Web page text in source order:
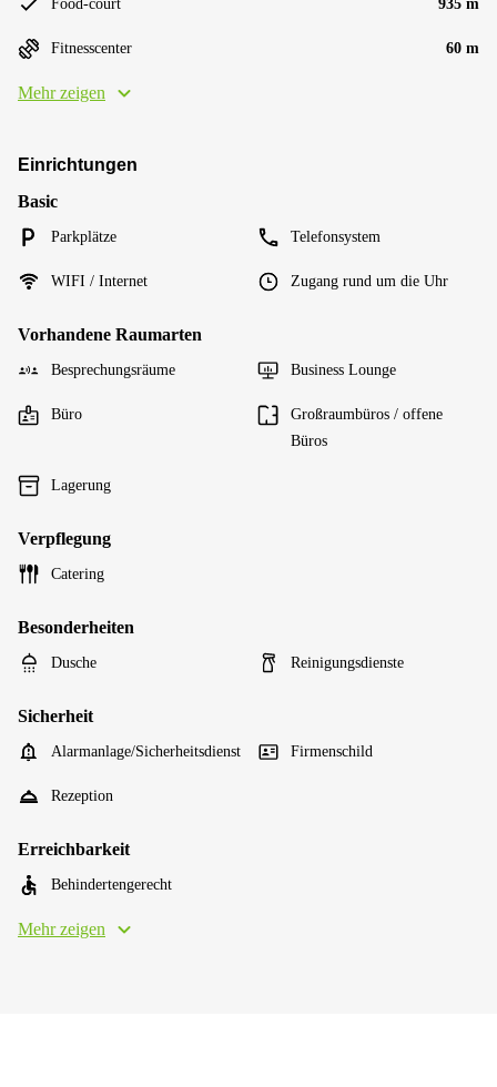
Food-court 935 m
Fitnesscenter 60 m
Mehr zeigen
Einrichtungen
Basic
Parkplätze Telefonsystem
WIFI / Internet Zugang rund um die Uhr
Vorhandene Raumarten
Besprechungsräume Business Lounge
Büro
Großraumbüros / offene
Büros
Lagerung
Verpflegung
Catering
Besonderheiten
Dusche Reinigungsdienste
Sicherheit
Alarmanlage/Sicherheitsdienst Firmenschild
Rezeption
Erreichbarkeit
Behindertengerecht
Mehr zeigen